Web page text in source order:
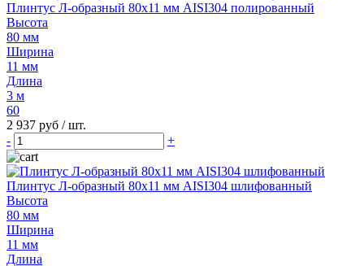
Плинтус Л-образный 80х11 мм AISI304 полированный
Высота
80 мм
Ширина
11 мм
Длина
3 м
60
2 937 руб / шт.
-
+
Плинтус Л-образный 80х11 мм AISI304 шлифованный
Высота
80 мм
Ширина
11 мм
Длина